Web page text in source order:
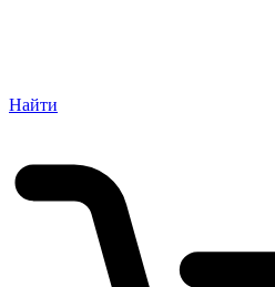
Найти